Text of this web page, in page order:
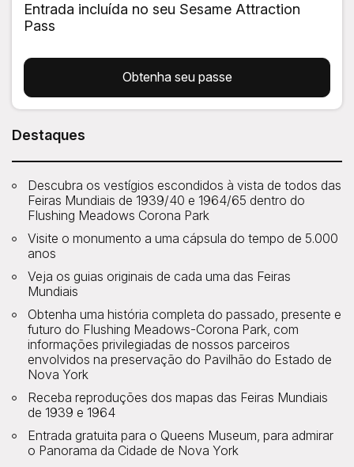
Entrada incluída no seu Sesame Attraction
Pass
Obtenha seu passe
Destaques
Descubra os vestígios escondidos à vista de todos das
Feiras Mundiais de 1939/40 e 1964/65 dentro do
Flushing Meadows Corona Park
Visite o monumento a uma cápsula do tempo de 5.000
anos
Veja os guias originais de cada uma das Feiras
Mundiais
Obtenha uma história completa do passado, presente e
futuro do Flushing Meadows-Corona Park, com
informações privilegiadas de nossos parceiros
envolvidos na preservação do Pavilhão do Estado de
Nova York
Receba reproduções dos mapas das Feiras Mundiais
de 1939 e 1964
Entrada gratuita para o Queens Museum, para admirar
o Panorama da Cidade de Nova York